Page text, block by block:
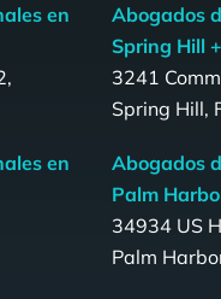
en
Abogados
Spring Hill +
3241
Spring Hill,
en
Abogados
Palm
34934 US
Palm